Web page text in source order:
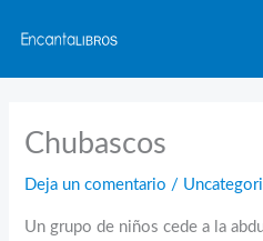
contenido
Chubascos
Deja un comentario /
Un grupo de niños cede a la